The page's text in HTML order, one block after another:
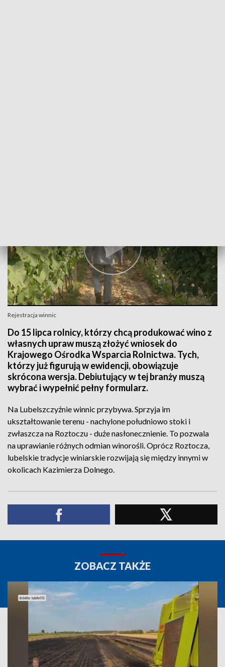
Rejestracja winnic
Do 15 lipca rolnicy, którzy chcą produkować wino z
własnych upraw muszą złożyć wniosek do
Krajowego Ośrodka Wsparcia Rolnictwa. Tych,
którzy już figurują w ewidencji, obowiązuje
skrócona wersja. Debiutujący w tej branży muszą
wybrać i wypełnić pełny formularz.
Na Lubelszczyźnie winnic przybywa. Sprzyja im
ukształtowanie terenu - nachylone południowo stoki i
zwłaszcza na Roztoczu - duże nasłonecznienie. To pozwala
na uprawianie różnych odmian winorośli. Oprócz Roztocza,
lubelskie tradycje winiarskie rozwijają się między innymi w
okolicach Kazimierza Dolnego.
ZOBACZ TAKŻE